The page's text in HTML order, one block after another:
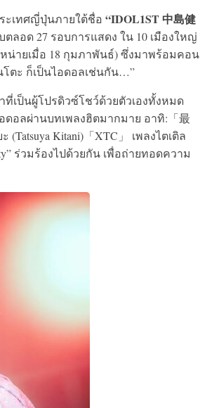
ะเทศญี่ปุ่นภายใต้ชื่อ “IDOL1ST 中島健
อด 27 รอบการแสดง ใน 10 เมืองใหญ่
หน่ายเมื่อ 18 กุมภาพันธ์) ซึ่งมาพร้อมคอน
ตะ ก็เป็นไอดอลเช่นกัน…”
เป็นผู้โปรดิวซ์โชว์ด้วยตัวเองทั้งหมด
ดอลผ่านบทเพลงฮิตมากมาย อาทิ:「最
(Tatsuya Kitani)「XTC」 เพลงไตเติล
ร่วมร้องไปด้วยกัน เพื่อถ่ายทอดความ